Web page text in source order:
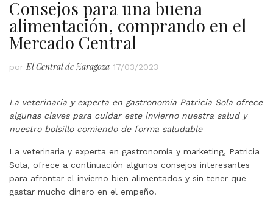
Consejos para una buena
alimentación, comprando en el
Mercado Central
por El Central de Zaragoza 17/03/2023
La veterinaria y experta en gastronomía Patricia Sola ofrece
algunas claves para cuidar este invierno nuestra salud y
nuestro bolsillo comiendo de forma saludable
La veterinaria y experta en gastronomía y marketing, Patricia
Sola, ofrece a continuación algunos consejos interesantes
para afrontar el invierno bien alimentados y sin tener que
gastar mucho dinero en el empeño.